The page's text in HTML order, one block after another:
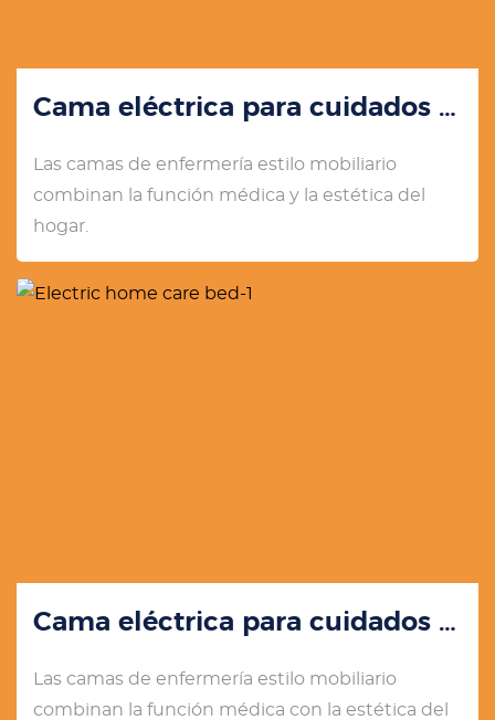
Cama eléctrica para cuidados en el hogar YK-E317
Las camas de enfermería estilo mobiliario
combinan la función médica y la estética del
hogar.
Cama eléctrica para cuidados en el hogar YK-E312
Las camas de enfermería estilo mobiliario
combinan la función médica con la estética del